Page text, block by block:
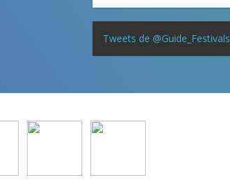
Tweets de @Guide_Festivals